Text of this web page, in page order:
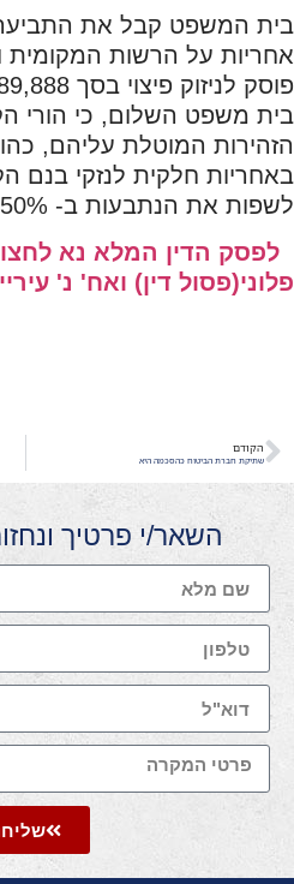
בית המשפט קבל את
אחריות על הרשות
בית משפט השלום, כי הורי
הזהירות המוטלת עליהם,
באחריות חלקית לנזקי בנם
לשפות את הנתבעות ב- 50% מסך הפיצוי שנפסק.
לפסק הדין המלא נא לחצו
פלוני(פסול דין) ואח' נ'
הקודם
שתיקת חברת הביטוח כהסכמה היא
השאר/י פרטיך